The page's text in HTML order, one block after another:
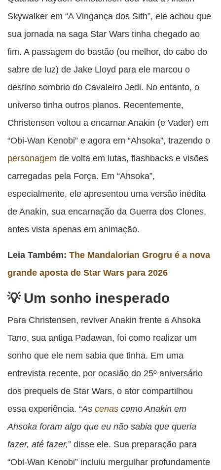
Skywalker em “A Vingança dos Sith”, ele achou que
sua jornada na saga Star Wars tinha chegado ao
fim. A passagem do bastão (ou melhor, do cabo do
sabre de luz) de Jake Lloyd para ele marcou o
destino sombrio do Cavaleiro Jedi. No entanto, o
universo tinha outros planos. Recentemente,
Christensen voltou a encarnar Anakin (e Vader) em
“Obi-Wan Kenobi” e agora em “Ahsoka”, trazendo o
personagem de volta em lutas, flashbacks e visões
carregadas pela Força. Em “Ahsoka”,
especialmente, ele apresentou uma versão inédita
de Anakin, sua encarnação da Guerra dos Clones,
antes vista apenas em animação.
Leia Também: The Mandalorian Grogru é a nova
grande aposta de Star Wars para 2026
Um sonho inesperado
Para Christensen, reviver Anakin frente a Ahsoka
Tano, sua antiga Padawan, foi como realizar um
sonho que ele nem sabia que tinha. Em uma
entrevista recente, por ocasião do 25º aniversário
dos prequels de Star Wars, o ator compartilhou
essa experiência. “As cenas como Anakin em
Ahsoka foram algo que eu não sabia que queria
fazer, até fazer,” disse ele. Sua preparação para
“Obi-Wan Kenobi” incluiu mergulhar profundamente